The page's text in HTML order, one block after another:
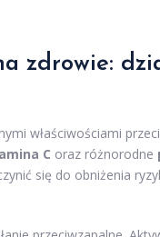
zdrowie:
właściwościami
C oraz różnorodne
się do obniżenia